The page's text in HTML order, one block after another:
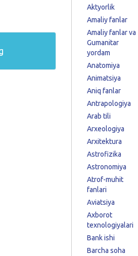
Aktyorlik
Amaliy fanlar
Amaliy fanlar va
Gumanitar
yordam
Anatomiya
Animatsiya
Aniq fanlar
Antrapologiya
Arab tili
Arxeologiya
Arxitektura
Astrofizika
Astronomiya
Atrof-muhit
fanlari
Aviatsiya
Axborot
texnologiyalari
Bank ishi
Barcha soha